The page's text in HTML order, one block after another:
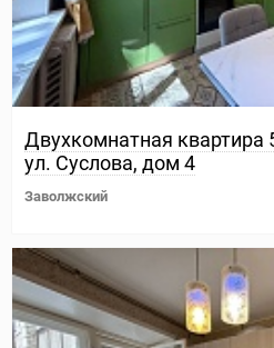
Двухкомнатная квартира
ул. Суслова, дом 4
Заволжский